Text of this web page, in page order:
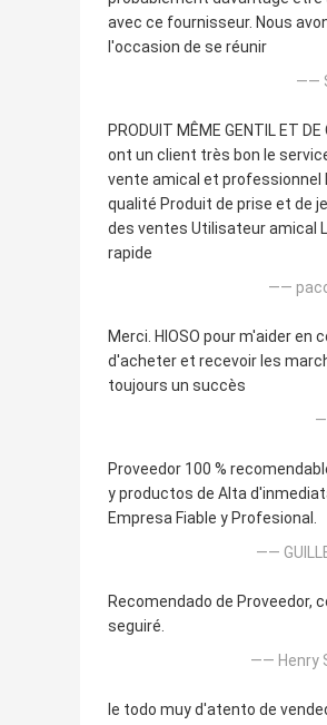
avec ce fournisseur. Nous
l'occasion de se réunir
——
PRODUIT MÊME GENTIL ET DE
ont un client très bon le
vente amical et professionnel
qualité Produit de prise et de
des ventes Utilisateur amical
rapide
——
Merci. HIOSO pour m'aider en
d'acheter et recevoir les
toujours un succès
Proveedor 100 %
y productos de Alta
Empresa Fiable y Profesional.
——
Recomendado de Proveedor,
seguiré.
—— Henry
le todo muy d'atento de